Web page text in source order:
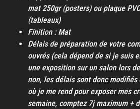
mat 250gr (posters) ou plaque
(tableaux)
Finition : Mat
Délais de préparation de votre
ouvrés (cela dépend de si je suis
une exposition sur un salon lors
non, les délais sont donc
où je me rend pour exposer mes
semaine, comptez 7j maximum +